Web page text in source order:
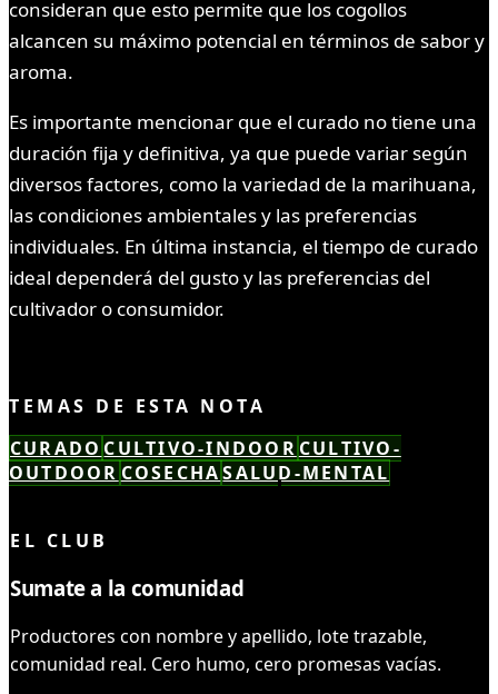
consideran que esto permite que los cogollos
alcancen su máximo potencial en términos de sabor y
aroma.
Es importante mencionar que el curado no tiene una
duración fija y definitiva, ya que puede variar según
diversos factores, como la variedad de la marihuana,
las condiciones ambientales y las preferencias
individuales. En última instancia, el tiempo de curado
ideal dependerá del gusto y las preferencias del
cultivador o consumidor.
TEMAS DE ESTA NOTA
CURADO CULTIVO-INDOOR CULTIVO-
OUTDOOR COSECHASALUD-MENTAL
EL CLUB
Sumate a la comunidad
Productores con nombre y apellido, lote trazable,
comunidad real. Cero humo, cero promesas vacías.